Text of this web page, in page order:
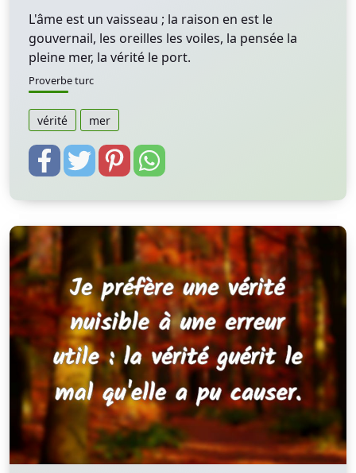
L'âme est un vaisseau ; la raison en est le
gouvernail, les oreilles les voiles, la pensée la
pleine mer, la vérité le port.
Proverbe turc
vérité mer